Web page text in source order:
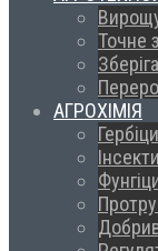
Точне
АГРОХІМІЯ